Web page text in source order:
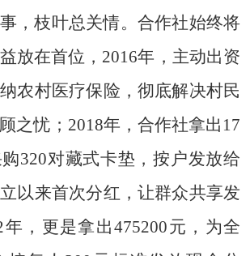
，枝叶总关情。合作社始终将
放在首位，2016年，主动出资
农村医疗保险，彻底解决村民
之忧；2018年，合作社拿出17
320对藏式卡垫，按户发放给
以来首次分红，让群众共享发
年，更是拿出475200元，为全